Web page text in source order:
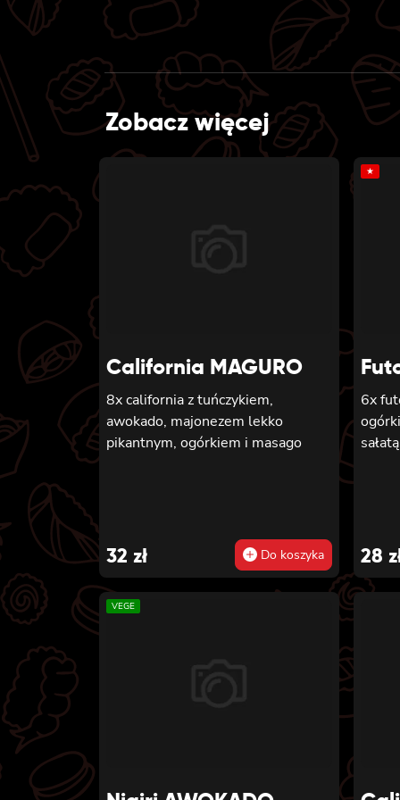
Zobacz więcej
California MAGURO
8x california z tuńczykiem,
awokado, majonezem lekko
pikantnym, ogórkiem i masago
32 zł Do koszyka
★
6x
sałatą
28
VEGE